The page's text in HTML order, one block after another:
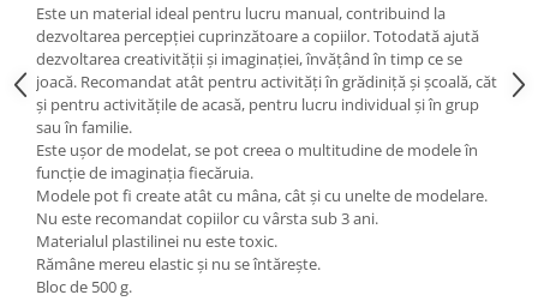
Motricitate fina
Motricitate grosiera
Recunoasterea formelor
Saltele
Trasee de motricitate
Wellness
Diverse jucarii educative
Apa si nisip
Dezvoltarea limbajului
Este un material ideal pentru lucru manual, contribuind la
dezvoltarea percepției cuprinzătoare a copiilor. Totodată ajută
dezvoltarea creativității și imaginației, învățând în timp ce se
joacă. Recomandat atât pentru activități în grădiniță și școală, căt
și pentru activitățile de acasă, pentru lucru individual și în grup
sau în familie.
Este ușor de modelat, se pot creea o multitudine de modele în
funcție de imaginația fiecăruia.
Modele pot fi create atât cu mâna, cât și cu unelte de modelare.
Nu este recomandat copiilor cu vârsta sub 3 ani.
Materialul plastilinei nu este toxic.
Rămâne mereu elastic și nu se întărește.
Bloc de 500 g.